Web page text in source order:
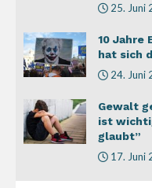
25. Juni
10 Jahre
hat sich
24. Juni
Gewalt
ist
glaubt”
17. Juni